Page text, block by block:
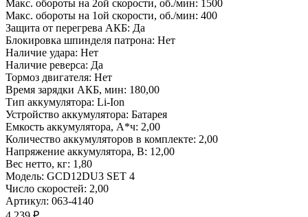
Макс. обороты на 2ой скорости, об./мин: 1500
Макс. обороты на 1ой скорости, об./мин: 400
Защита от перегрева АКБ: Да
Блокировка шпинделя патрона: Нет
Наличие удара: Нет
Наличие реверса: Да
Тормоз двигателя: Нет
Время зарядки АКБ, мин: 180,00
Тип аккумулятора: Li-Ion
Устройство аккумулятора: Батарея
Емкость аккумулятора, А*ч: 2,00
Количество аккумуляторов в комплекте: 2,00
Напряжение аккумулятора, В: 12,00
Вес нетто, кг: 1,80
Модель: GCD12DU3 SET 4
Число скоростей: 2,00
Артикул: 063-4140